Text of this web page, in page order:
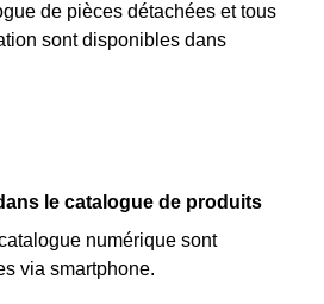
de pièces détachées et tous
sont disponibles dans
le catalogue de produits
numérique sont
via smartphone.